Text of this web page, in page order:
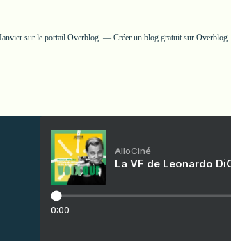
sur le portail Overblog Créer un blog gratuit sur Overblog
AlloCiné
La VF de Leonardo
0:00